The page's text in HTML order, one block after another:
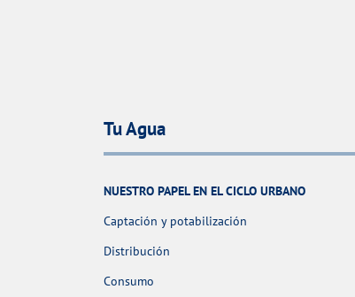
Tu Agua
NUESTRO PAPEL EN EL CICLO URBANO
Captación y potabilización
Distribución
Consumo